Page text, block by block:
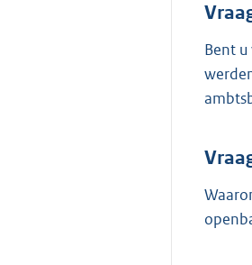
Bent